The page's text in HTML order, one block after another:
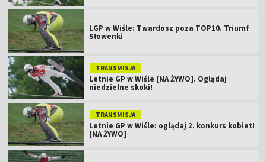
LGP w Wiśle: Twardosz poza TOP10. Triumf
Słowenki
TRANSMISJA
Letnie GP w Wiśle [NA ŻYWO]. Oglądaj
niedzielne skoki!
TRANSMISJA
Letnie GP w Wiśle: oglądaj 2. konkurs kobiet!
[NA ŻYWO]